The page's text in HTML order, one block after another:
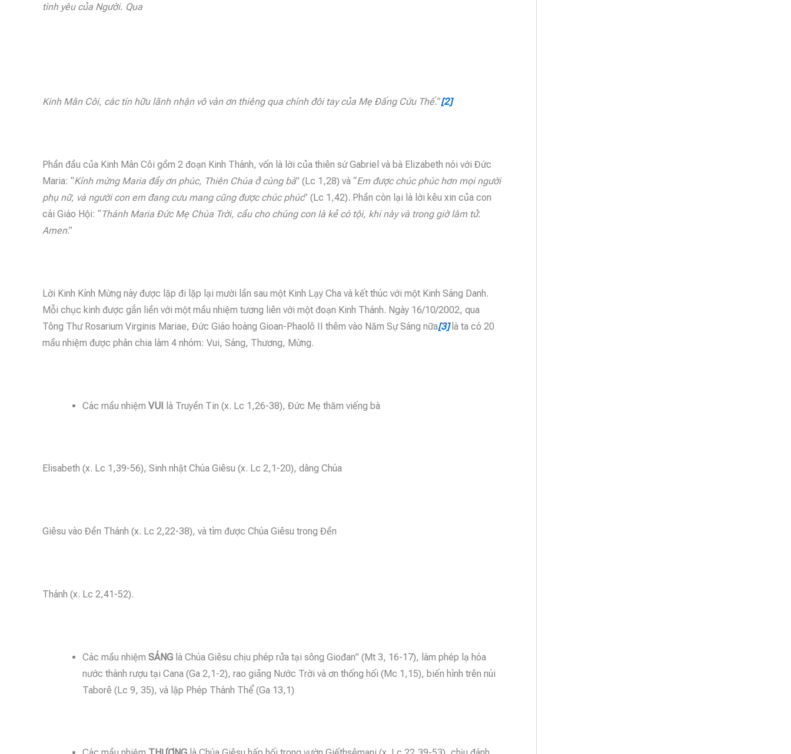
tình yêu của Người. Qua
Kinh Mân Côi, các tín hữu lãnh nhận vô vàn ơn thiêng qua chính đôi tay của Mẹ Đấng Cứu Thế.”[2]
Phần đầu của Kinh Mân Côi gồm 2 đoạn Kinh Thánh, vốn là lời của thiên sứ Gabriel và bà Elizabeth nói với Đức
Maria: “Kính mừng Maria đầy ơn phúc, Thiên Chúa ở cùng bà” (Lc 1,28) và “Em được chúc phúc hơn mọi người
phụ nữ, và người con em đang cưu mang cũng được chúc phúc” (Lc 1,42). Phần còn lại là lời kêu xin của con
cái Giáo Hội: “Thánh Maria Đức Mẹ Chúa Trời, cầu cho chúng con là kẻ có tội, khi này và trong giờ lâm tử.
Amen.”
Lời Kinh Kính Mừng này được lặp đi lặp lại mười lần sau một Kinh Lạy Cha và kết thúc với một Kinh Sáng Danh.
Mỗi chục kinh được gắn liền với một mầu nhiệm tương liên với một đoạn Kinh Thánh. Ngày 16/10/2002, qua
Tông Thư Rosarium Virginis Mariae, Đức Giáo hoàng Gioan-Phaolô II thêm vào Năm Sự Sáng nữa[3] là ta có 20
mầu nhiệm được phân chia làm 4 nhóm: Vui, Sáng, Thương, Mừng.
Các mầu nhiệm VUI là Truyền Tin (x. Lc 1,26-38), Đức Mẹ thăm viếng bà
Elisabeth (x. Lc 1,39-56), Sinh nhật Chúa Giêsu (x. Lc 2,1-20), dâng Chúa
Giêsu vào Đền Thánh (x. Lc 2,22-38), và tìm được Chúa Giêsu trong Đền
Thánh (x. Lc 2,41-52).
Các mầu nhiệm SÁNG là Chúa Giêsu chịu phép rửa tại sông Giođan” (Mt 3, 16-17), làm phép lạ hóa
nước thành rượu tại Cana (Ga 2,1-2), rao giảng Nước Trời và ơn thống hối (Mc 1,15), biến hình trên núi
Taborê (Lc 9, 35), và lập Phép Thánh Thể (Ga 13,1)